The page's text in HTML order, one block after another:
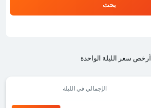
بحث
أرخص سعر الليلة الواحدة
الإجمالي في الليلة